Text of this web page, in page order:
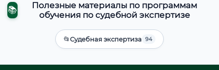
📚
Полезные материалы по программам
обучения по судебной экспертизе
📂Судебная экспертиза 94